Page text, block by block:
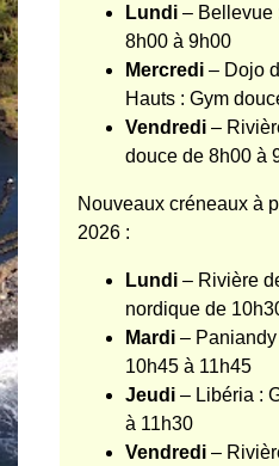
Lundi – Bellevue
8h00 à 9h00
Mercredi – Dojo
Hauts : Gym
Vendredi –
douce de 8h00 à
Nouveaux créneaux à
2026 :
Lundi – Rivière
nordique de
Mardi –
10h45 à 11h45
Jeudi – Libéria :
à 11h30
Vendredi –